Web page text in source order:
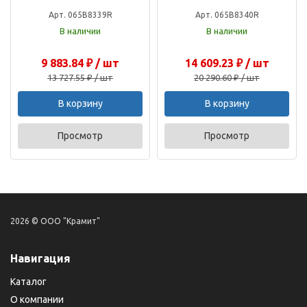
Арт. 065B8339R
В наличии
9 883.84 ₽ / шт
13 727.55 ₽ / шт
В корзину
Просмотр
Арт. 065B8340R
В наличии
14 609.23 ₽ / шт
20 290.60 ₽ / шт
В корзину
Просмотр
2026 © ООО "Крамит"
Навигация
Каталог
О компании